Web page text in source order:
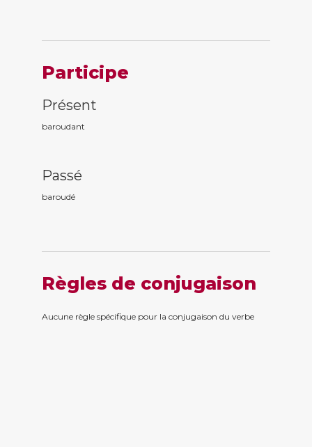
Participe
Présent
baroudant
Passé
baroudé
Règles de conjugaison
Aucune règle spécifique pour la conjugaison du verbe